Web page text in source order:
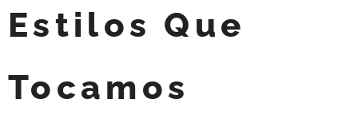
Estilos Que
Tocamos